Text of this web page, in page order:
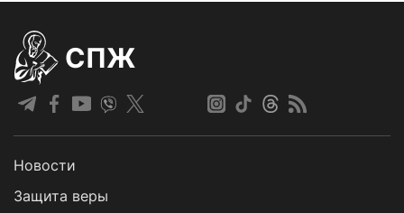
СПЖ
Новости
Защита веры